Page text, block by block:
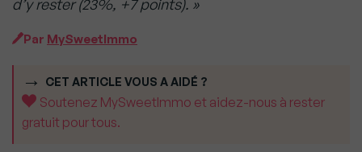
d’y rester (23%, +7 points). »
Par MySweetImmo
CET ARTICLE VOUS A AIDÉ ?
Soutenez MySweetImmo et aidez-nous à rester
gratuit pour tous.